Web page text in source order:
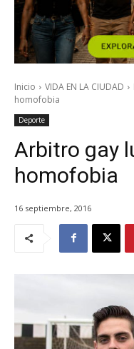
Inicio VIDA EN LA CIUDAD
homofobia
Deporte
Arbitro gay
homofobia
16 septiembre, 2016